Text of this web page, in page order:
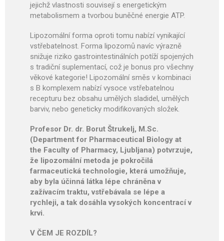
jejichž vlastnosti souvisejí s energetickým
metabolismem a tvorbou buněčné energie ATP.
Lipozomální forma oproti tomu nabízí vynikající
vstřebatelnost. Forma lipozomů navíc výrazně
snižuje riziko gastrointestinálních potíží spojených
s tradiční suplementací, což je bonus pro všechny
věkové kategorie! Lipozomální směs v kombinaci
s B komplexem nabízí vysoce vstřebatelnou
recepturu bez obsahu umělých sladidel, umělých
barviv, nebo geneticky modifikovaných složek.
Profesor Dr. dr. Borut Štrukelj, M.Sc.
(Department for Pharmaceutical Biology at
the Faculty of Pharmacy, Ljubljana) potvrzuje,
že lipozomální metoda je pokročilá
farmaceutická technologie, která umožňuje,
aby byla účinná látka lépe chráněna v
zažívacím traktu, vstřebávala se lépe a
rychleji, a tak dosáhla vysokých koncentrací v
krvi.
V ČEM JE ROZDÍL?